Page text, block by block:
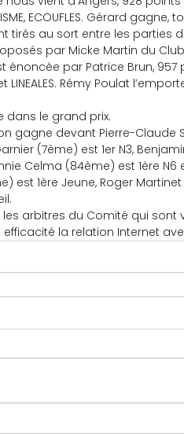
ECOUFLES. Gérard
tirés au sort entre les parties
par Micke Martin du
énoncée par Patrice Brun,
et LINEALES. Rémy Poulat
dans le grand prix.
gagne devant Pierre-Claude
(7ème) est 1er N3,
Celma (84ème) est 1ère N6
est 1ère Jeune, Roger
arbitres du Comité qui sont
la relation Internet